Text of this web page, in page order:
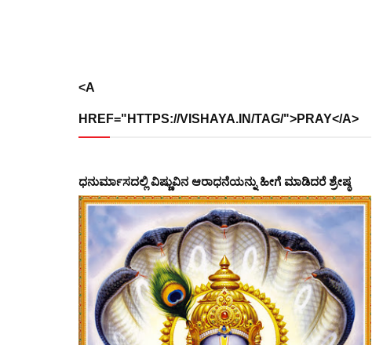
<A
HREF="HTTPS://VISHAYA.IN/TAG/">PRAY</A>
ಧನುರ್ಮಾಸದಲ್ಲಿ ವಿಷ್ಣುವಿನ ಆರಾಧನೆಯನ್ನು ಹೀಗೆ ಮಾಡಿದರೆ ಶ್ರೇಷ್ಠ